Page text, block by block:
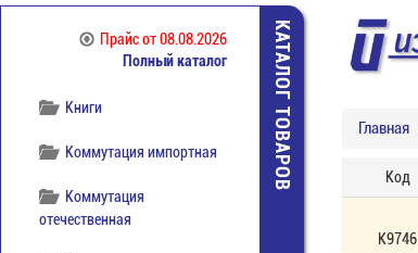
Прайсот 08.08.2026
Полный каталог
Кабельная продукция
Книги
Коммутация импортная
Коммутация
отечественная
КАТАЛОГ ТОВАРОВ Главная
Код
К9746